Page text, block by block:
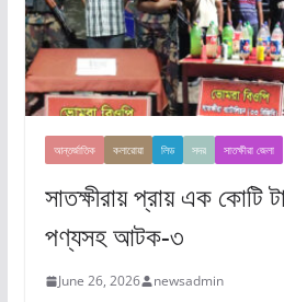
আন্তর্জাতিক কলারোয়া লিড সদর সাতক্ষীরা জেলা
সাতক্ষীরায় প্রায় এক কোটি
পণ্যসহ আটক-৩
June 26, 2026 newsadmin